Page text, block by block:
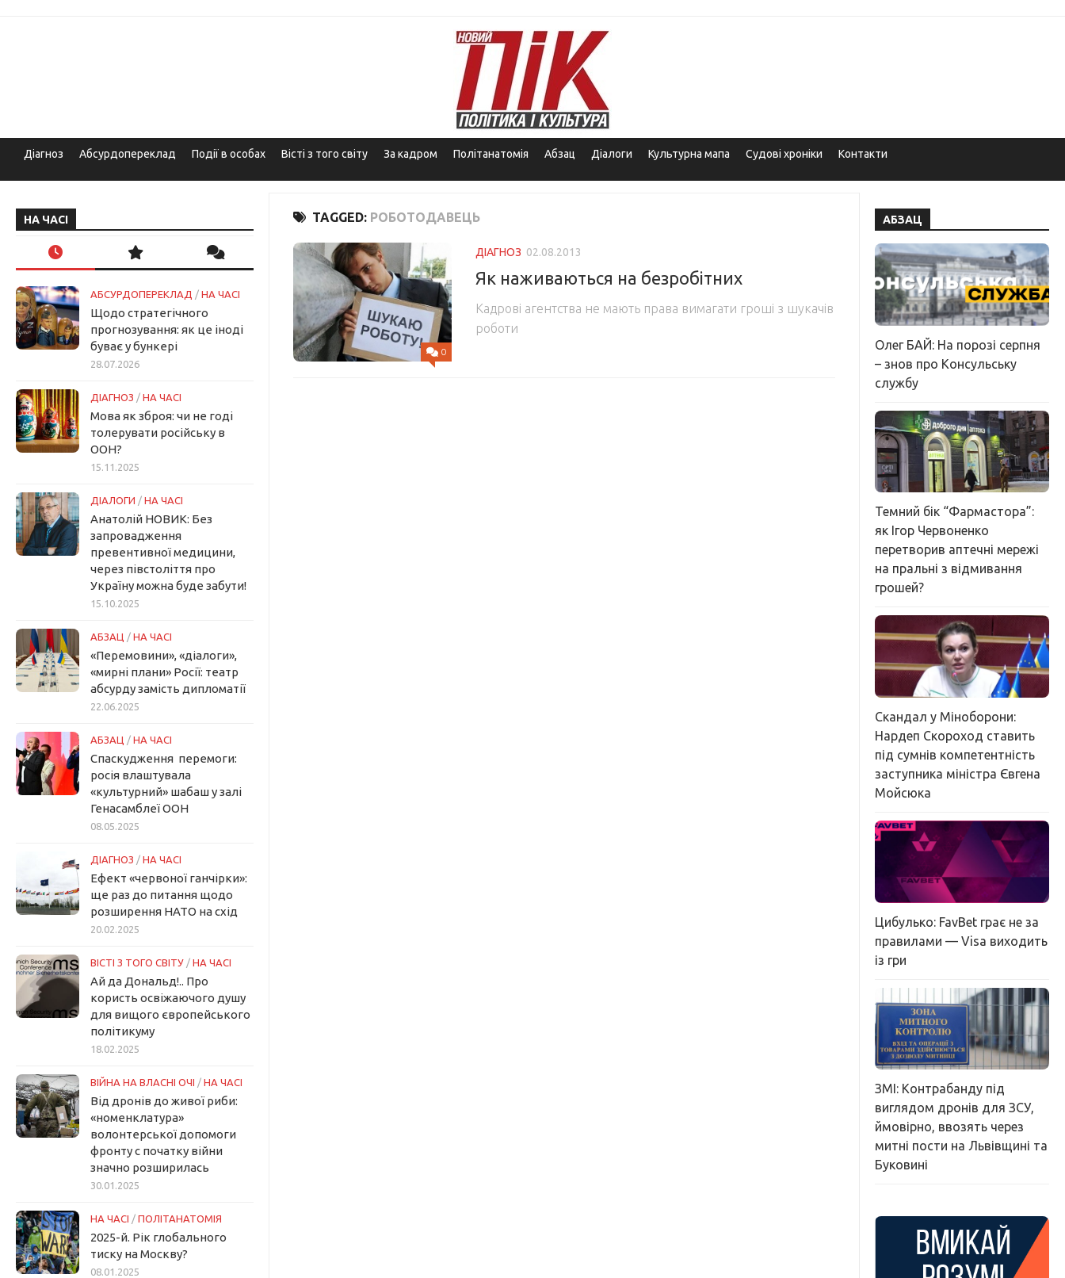
Діагноз Абсурдопереклад Події в особах Вісті з того світу За кадром Політанатомія Абзац Діалоги Культурна мапа Судові хроніки Контакти
TAGGED: РОБОТОДАВЕЦЬ
0
ДІАГНОЗ 02.08.2013
Як наживаються на безробітних
Кадрові агентства не мають права вимагати гроші з шукачів
роботи
НА ЧАСІ
АБСУРДОПЕРЕКЛАД / НА ЧАСІ
Щодо стратегічного
прогнозування: як це іноді
буває у бункері
28.07.2026
ДІАГНОЗ / НА ЧАСІ
Мова як зброя: чи не годі
толерувати російську в
ООН?
15.11.2025
ДІАЛОГИ / НА ЧАСІ
Анатолій НОВИК: Без
запровадження
превентивної медицини,
через півстоліття про
Україну можна буде забути!
15.10.2025
АБЗАЦ / НА ЧАСІ
«Перемовини», «діалоги»,
«мирні плани» Росії: театр
абсурду замість дипломатії
22.06.2025
АБЗАЦ / НА ЧАСІ
Спаскудження перемоги:
росія влаштувала
«культурний» шабаш у залі
Генасамблеї ООН
08.05.2025
ДІАГНОЗ / НА ЧАСІ
Ефект «червоної ганчірки»:
ще раз до питання щодо
розширення НАТО на схід
20.02.2025
ВІСТІ З ТОГО СВІТУ / НА ЧАСІ
Ай да Дональд!.. Про
користь освіжаючого душу
для вищого європейського
політикуму
18.02.2025
ВІЙНА НА ВЛАСНІ ОЧІ / НА ЧАСІ
Від дронів до живої риби:
«номенклатура»
волонтерської допомоги
фронту с початку війни
значно розширилась
30.01.2025
НА ЧАСІ / ПОЛІТАНАТОМІЯ
2025-й. Рік глобального
тиску на Москву?
08.01.2025
АБЗАЦ
Олег БАЙ: На порозі серпня
– знов про Консульську
службу
Темний бік “Фармастора”:
як Ігор Червоненко
перетворив аптечні мережі
на пральні з відмивання
грошей?
Скандал у Міноборони:
Нардеп Скороход ставить
під сумнів компетентність
заступника міністра Євгена
Мойсюка
Цибулько: FavBet грає не за
правилами — Visa виходить
із гри
ЗМІ: Контрабанду під
виглядом дронів для ЗСУ,
ймовірно, ввозять через
митні пости на Львівщині та
Буковині